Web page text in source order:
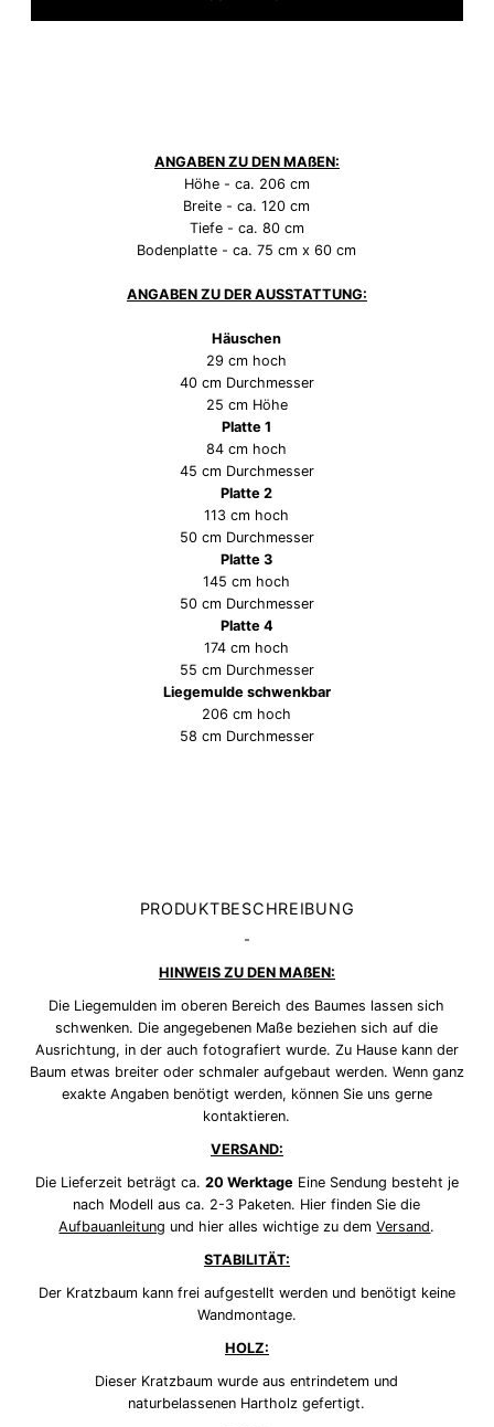
ANGABEN ZU DEN MAßEN:
Höhe - ca. 206 cm
Breite - ca. 120 cm
Tiefe - ca. 80 cm
Bodenplatte - ca. 75 cm x 60 cm
ANGABEN ZU DER AUSSTATTUNG:
Häuschen
29 cm hoch
40 cm Durchmesser
25 cm Höhe
Platte 1
84 cm hoch
45 cm Durchmesser
Platte 2
113 cm hoch
50 cm Durchmesser
Platte 3
145 cm hoch
50 cm Durchmesser
Platte 4
174 cm hoch
55 cm Durchmesser
Liegemulde schwenkbar
206 cm hoch
58 cm Durchmesser
PRODUKTBESCHREIBUNG
-
HINWEIS ZU DEN MAßEN:
Die Liegemulden im oberen Bereich des Baumes lassen sich
schwenken. Die angegebenen Maße beziehen sich auf die
Ausrichtung, in der auch fotografiert wurde. Zu Hause kann der
Baum etwas breiter oder schmaler aufgebaut werden. Wenn ganz
exakte Angaben benötigt werden, können Sie uns gerne
kontaktieren.
VERSAND:
Die Lieferzeit beträgt ca. 20 WerktageEine Sendung besteht je
nach Modell aus ca. 2-3 Paketen. Hier finden Sie die
Aufbauanleitung und hier alles wichtige zu demVersand.
STABILITÄT:
Der Kratzbaum kann frei aufgestellt werden und benötigt keine
Wandmontage.
HOLZ:
Dieser Kratzbaum wurde aus entrindetem und
naturbelassenen Hartholz gefertigt.